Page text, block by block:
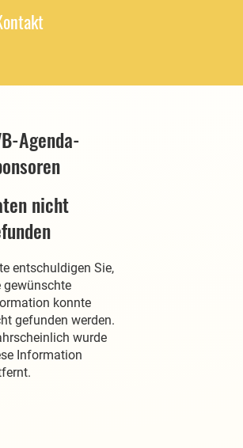
Agenda-
nicht
entschuldigen Sie,
gewünschte
konnte
gefunden werden.
wurde
Information